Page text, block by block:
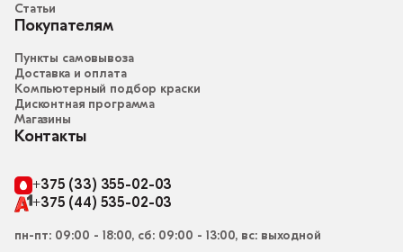
Статьи
Покупателям
Пункты самовывоза
Доставка и оплата
Компьютерный подбор краски
Дисконтная программа
Магазины
Контакты
+375 (33) 355-02-03
+375 (44) 535-02-03
пн-пт: 09:00 - 18:00, сб: 09:00 - 13:00, вс: выходной